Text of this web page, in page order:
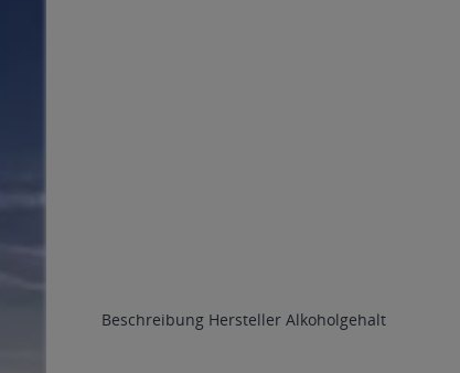
Beschreibung Hersteller Alkoholgehalt